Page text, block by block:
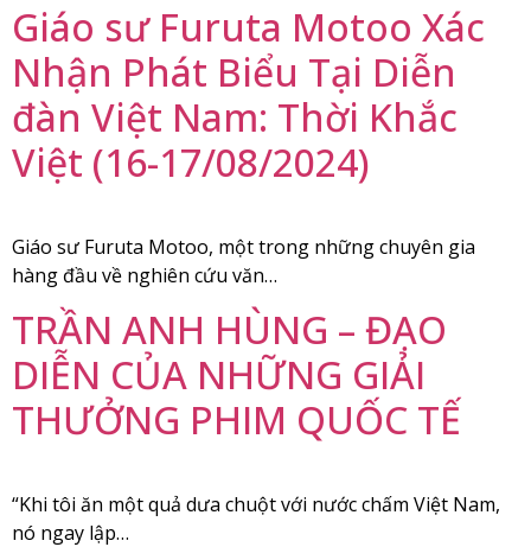
Giáo sư Furuta Motoo Xác
Nhận Phát Biểu Tại Diễn
đàn Việt Nam: Thời Khắc
Việt (16-17/08/2024)
Giáo sư Furuta Motoo, một trong những chuyên gia
hàng đầu về nghiên cứu văn…
TRẦN ANH HÙNG – ĐẠO
DIỄN CỦA NHỮNG GIẢI
THƯỞNG PHIM QUỐC TẾ
“Khi tôi ăn một quả dưa chuột với nước chấm Việt Nam,
nó ngay lập…